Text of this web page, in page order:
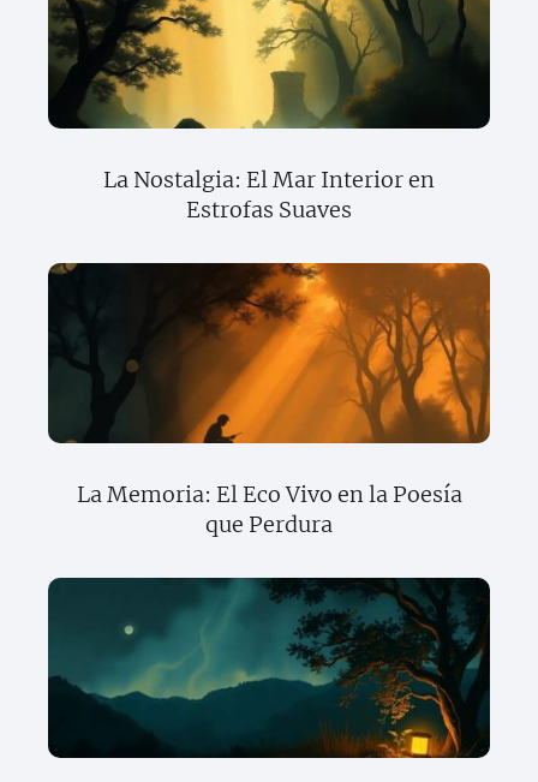
La Nostalgia: El Mar Interior en
Estrofas Suaves
La Memoria: El Eco Vivo en la Poesía
que Perdura